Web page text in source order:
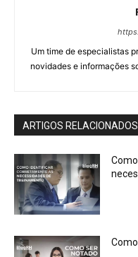
Um time de especialistas
novidades e informações
ARTIGOS RELACIONADOS